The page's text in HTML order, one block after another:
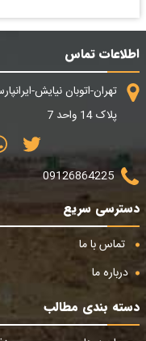
اطلاعات تماس
تهران-اتوبان نیایش-
پلاک 14 واحد 7
09126864225
دسترسی سریع
تماس با ما
درباره ما
دسته بندی مطالب